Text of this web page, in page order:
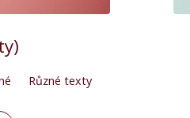
Různé texty